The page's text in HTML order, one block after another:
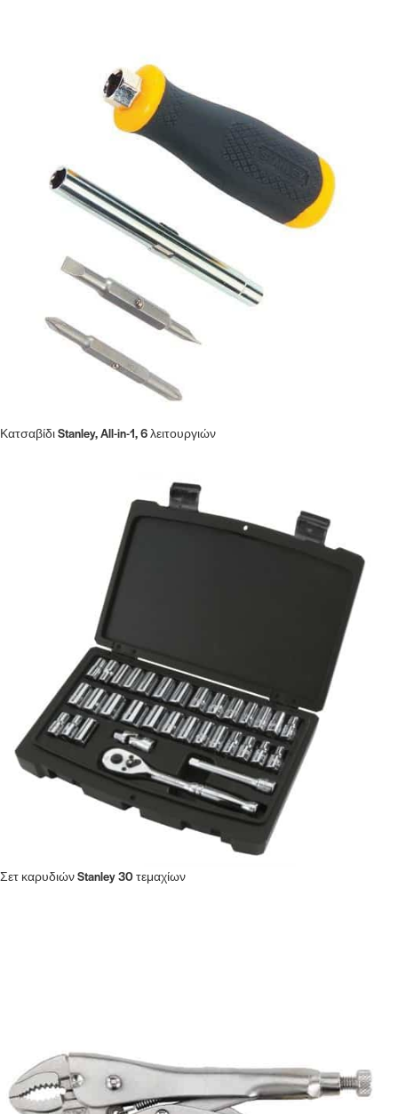
Κατσαβίδι Stanley, All-in-1, 6 λειτουργιών
Σετ καρυδιών Stanley 30 τεμαχίων